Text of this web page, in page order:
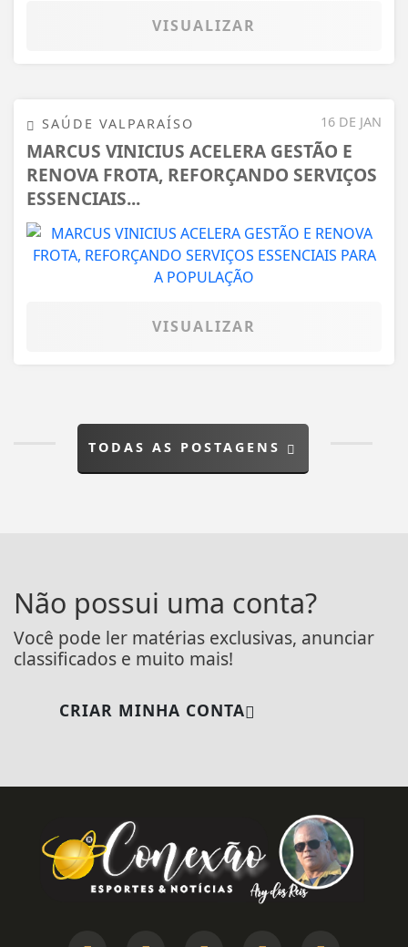
VISUALIZAR
16 DE JAN
SAÚDE VALPARAÍSO
MARCUS VINICIUS ACELERA GESTÃO E
RENOVA FROTA, REFORÇANDO SERVIÇOS
ESSENCIAIS...
VISUALIZAR
TODAS AS POSTAGENS
Não possui uma conta?
Você pode ler matérias exclusivas, anunciar
classificados e muito mais!
CRIAR MINHA CONTA